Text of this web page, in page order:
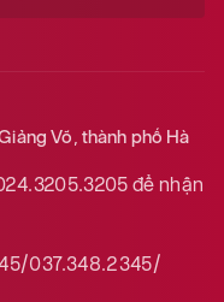
Võ, thành phố Hà
để nhận
037.348.2345/